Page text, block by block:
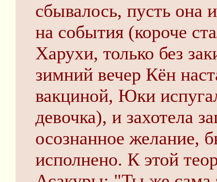
сбывалось, пусть она
на события (короче
Харухи, только без
зимний вечер Кён
вакциной, Юки
девочка), и захотела
осознанное желание,
исполнено. К этой